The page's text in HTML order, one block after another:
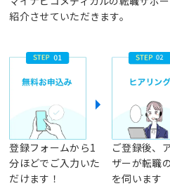
紹介させていただきます。
登録フォームから1
分ほどでご入力いた
だけます！
ご登録後、
ザーが転職
を伺います